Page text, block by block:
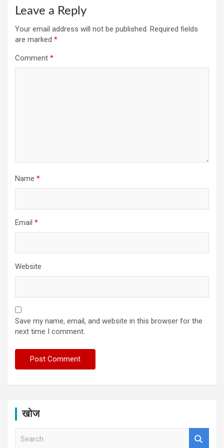
Leave a Reply
Your email address will not be published. Required fields
are marked *
Comment *
Name *
Email *
Website
Save my name, email, and website in this browser for the
next time I comment.
खोज